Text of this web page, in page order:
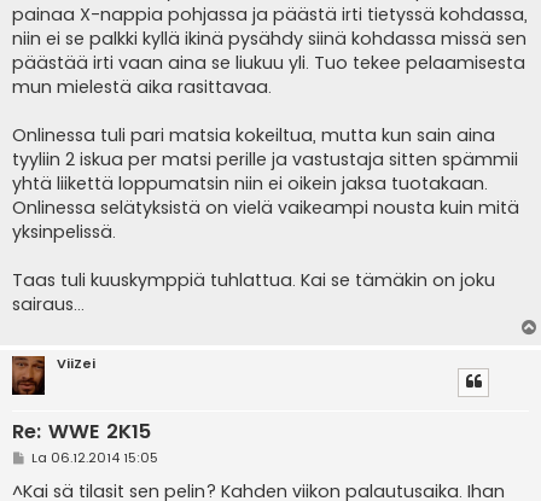
painaa X-nappia pohjassa ja päästä irti tietyssä kohdassa,
niin ei se palkki kyllä ikinä pysähdy siinä kohdassa missä sen
päästää irti vaan aina se liukuu yli. Tuo tekee pelaamisesta
mun mielestä aika rasittavaa.
Onlinessa tuli pari matsia kokeiltua, mutta kun sain aina
tyyliin 2 iskua per matsi perille ja vastustaja sitten spämmii
yhtä liikettä loppumatsin niin ei oikein jaksa tuotakaan.
Onlinessa selätyksistä on vielä vaikeampi nousta kuin mitä
yksinpelissä.
Taas tuli kuuskymppiä tuhlattua. Kai se tämäkin on joku
sairaus...
ViiZei
Re: WWE 2K15
V
e
La 06.12.2014 15:05
^Kai sä tilasit sen pelin? Kahden viikon palautusaika. Ihan